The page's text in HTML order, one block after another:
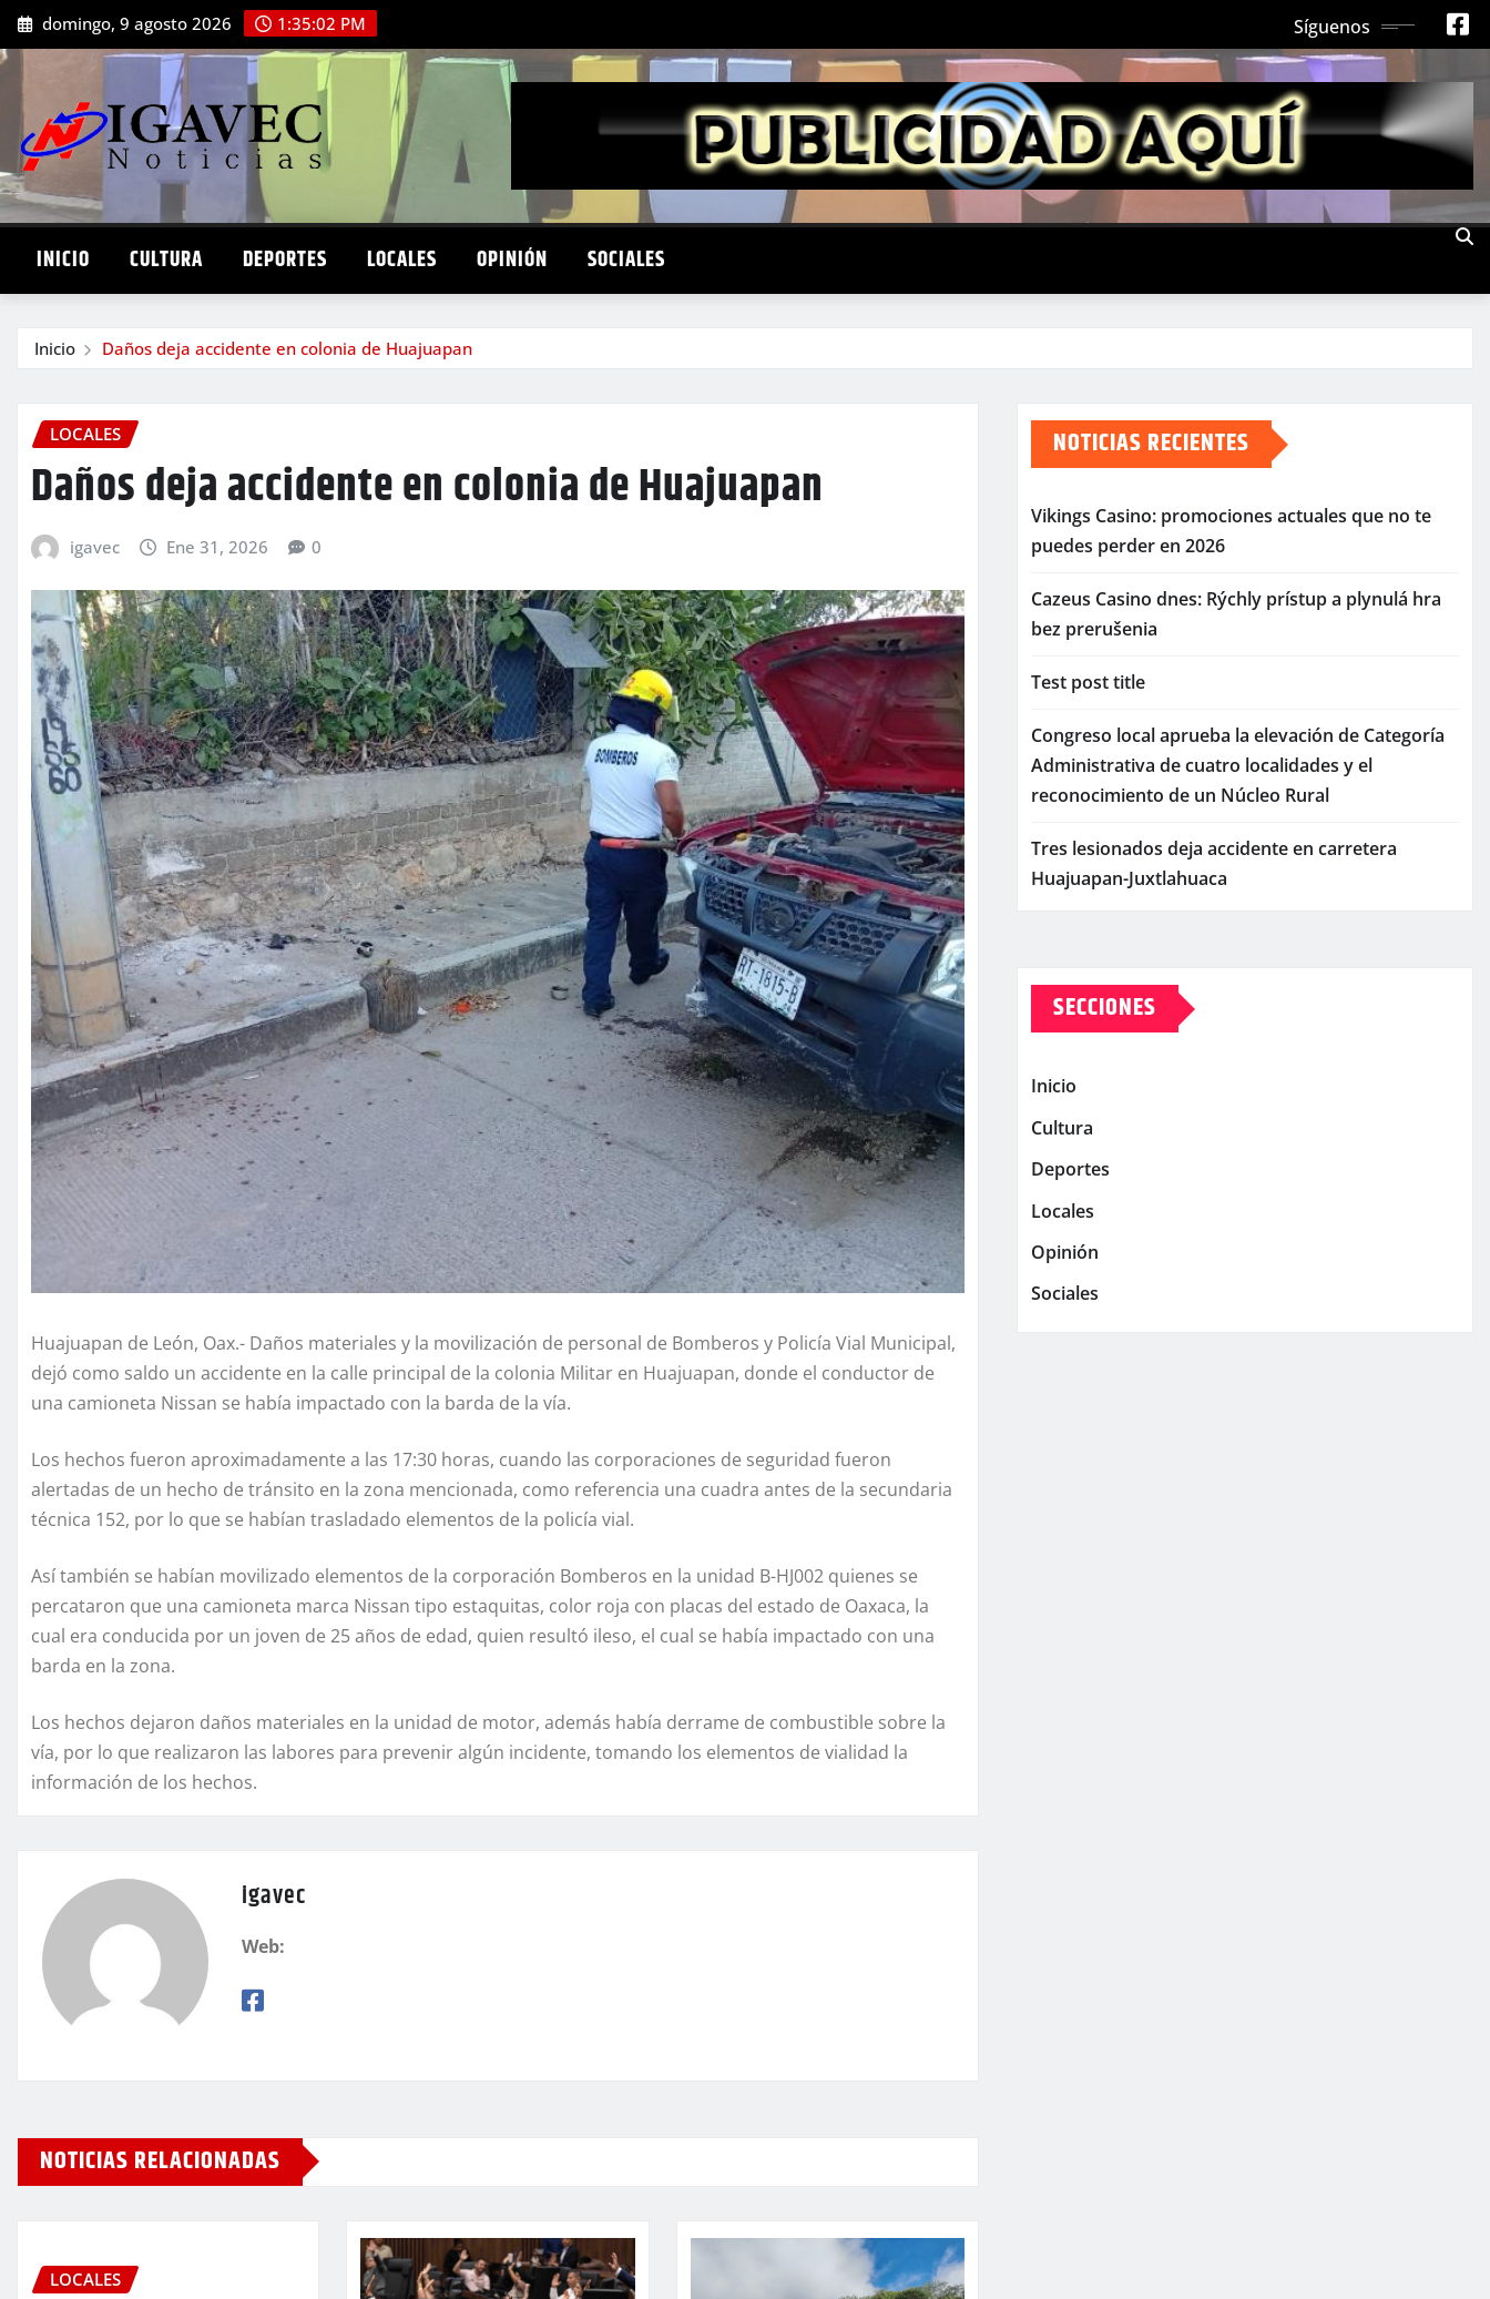
Saltar
al
contenido
domingo, 9 agosto 2026 1:35:03 PM Síguenos
INICIO CULTURA DEPORTES LOCALES OPINIÓN SOCIALES
Inicio Daños deja accidente en colonia de Huajuapan
LOCALES
Daños deja accidente en colonia de Huajuapan
igavec Ene 31, 2026 0
Huajuapan de León, Oax.- Daños materiales y la movilización de personal de Bomberos y Policía Vial Municipal,
dejó como saldo un accidente en la calle principal de la colonia Militar en Huajuapan, donde el conductor de
una camioneta Nissan se había impactado con la barda de la vía.
Los hechos fueron aproximadamente a las 17:30 horas, cuando las corporaciones de seguridad fueron
alertadas de un hecho de tránsito en la zona mencionada, como referencia una cuadra antes de la secundaria
técnica 152, por lo que se habían trasladado elementos de la policía vial.
Así también se habían movilizado elementos de la corporación Bomberos en la unidad B-HJ002 quienes se
percataron que una camioneta marca Nissan tipo estaquitas, color roja con placas del estado de Oaxaca, la
cual era conducida por un joven de 25 años de edad, quien resultó ileso, el cual se había impactado con una
barda en la zona.
Los hechos dejaron daños materiales en la unidad de motor, además había derrame de combustible sobre la
vía, por lo que realizaron las labores para prevenir algún incidente, tomando los elementos de vialidad la
información de los hechos.
igavec
Web:
NOTICIAS RELACIONADAS
LOCALES
NOTICIAS RECIENTES
Vikings Casino: promociones actuales que no te
puedes perder en 2026
Cazeus Casino dnes: Rýchly prístup a plynulá hra
bez prerušenia
Test post title
Congreso local aprueba la elevación de Categoría
Administrativa de cuatro localidades y el
reconocimiento de un Núcleo Rural
Tres lesionados deja accidente en carretera
Huajuapan-Juxtlahuaca
SECCIONES
Inicio
Cultura
Deportes
Locales
Opinión
Sociales